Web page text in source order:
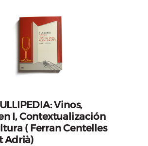
Vinos,
I, Contextualización
( Ferran Centelles
Adrià)